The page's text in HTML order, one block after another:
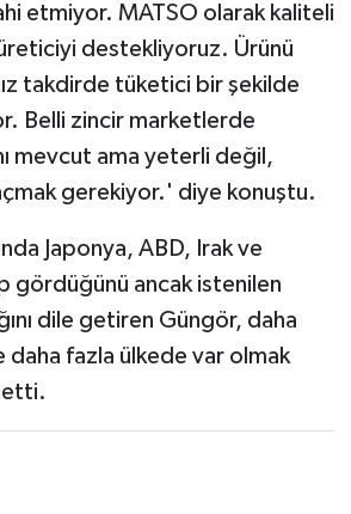
etmiyor. MATSO olarak kaliteli
destekliyoruz. Ürünü
takdirde tüketici bir şekilde
Belli zincir marketlerde
mevcut ama yeterli değil,
gerekiyor.' diye konuştu.
Japonya, ABD, Irak ve
gördüğünü ancak istenilen
dile getiren Güngör, daha
daha fazla ülkede var olmak